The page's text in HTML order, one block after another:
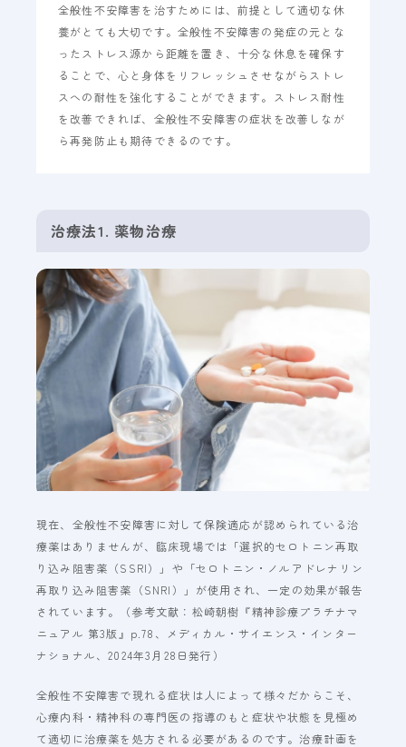
全般性不安障害を治すためには、前提として適切な休
養がとても大切です。全般性不安障害の発症の元とな
ったストレス源から距離を置き、十分な休息を確保す
ることで、心と身体をリフレッシュさせながらストレ
スへの耐性を強化することができます。ストレス耐性
を改善できれば、全般性不安障害の症状を改善しなが
ら再発防止も期待できるのです。
治療法1. 薬物治療
現在、全般性不安障害に対して保険適応が認められている治
療薬はありませんが、臨床現場では「選択的セロトニン再取
り込み阻害薬（SSRI）」や「セロトニン・ノルアドレナリン
再取り込み阻害薬（SNRI）」が使用され、一定の効果が報告
されています。（参考文献：松崎朝樹『精神診療プラチナマ
ニュアル 第3版』p.78、メディカル・サイエンス・インター
ナショナル、2024年3月28日発行）
全般性不安障害で現れる症状は人によって様々だからこそ、
心療内科・精神科の専門医の指導のもと症状や状態を見極め
て適切に治療薬を処方される必要があるのです。治療計画を